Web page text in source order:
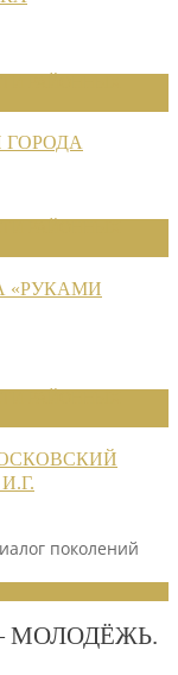
ГОРОДА
«РУКАМИ
поколений
МОЛОДЁЖЬ.